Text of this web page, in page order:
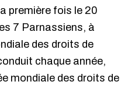
première fois le 20
7 Parnassiens, à
des droits de
chaque année,
mondiale des droits de